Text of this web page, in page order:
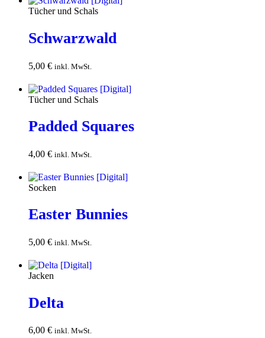
Tücher und Schals
Schwarzwald
5,00 € inkl. MwSt.
Tücher und Schals
Padded Squares
4,00 € inkl. MwSt.
Socken
Easter Bunnies
5,00 € inkl. MwSt.
Jacken
Delta
6,00 € inkl. MwSt.